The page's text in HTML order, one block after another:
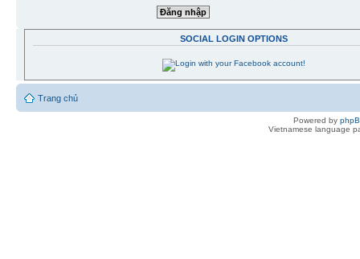
SOCIAL LOGIN OPTIONS
Trang chủ
Powered by
Vietnamese language